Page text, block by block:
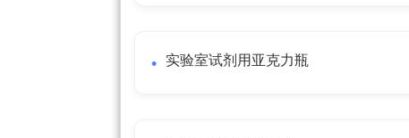
实验室试剂用亚克力瓶